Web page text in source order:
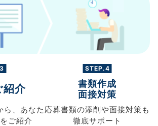
紹介
、 あなた
ご紹介
STEP.4
書類作成
面接対策
応募書類の添削や面接対策も
徹底サポート